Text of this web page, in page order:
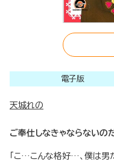
電子版
天城れの
ご奉仕しなきゃならないの
「こ…こんな格好…、僕は男